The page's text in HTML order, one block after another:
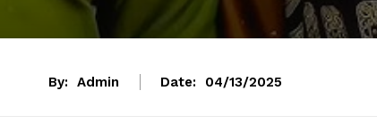
By: Admin Date: 04/13/2025